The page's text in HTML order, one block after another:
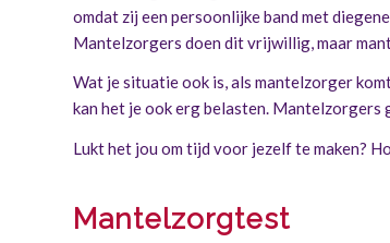
omdat zij een persoonlijke band met
Mantelzorgers doen dit vrijwillig, maar
Wat je situatie ook is, als mantelzorger
kan het je ook erg belasten. Mantelzorgers
Lukt het jou om tijd voor jezelf te maken?
Mantelzorgtest